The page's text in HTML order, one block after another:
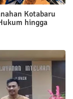
Kotabaru
hingga